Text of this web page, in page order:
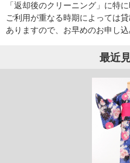
「返却後のクリーニング」に特
ご利用が重なる時期によっては
ありますので、お早めのお申し込
最近